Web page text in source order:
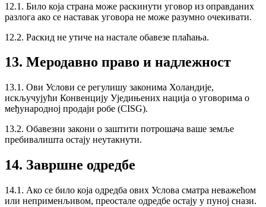
12.1. Било која страна може раскинути уговор из оправданих
разлога ако се наставак уговора не може разумно очекивати.
12.2. Раскид не утиче на настале обавезе плаћања.
13. Меродавно право и надлежност
13.1. Ови Услови се регулишу законима Холандије,
искључујући Конвенцију Уједињених нација о уговорима о
међународној продаји робе (CISG).
13.2. Обавезни закони о заштити потрошача ваше земље
пребивалишта остају неутакнути.
14. Завршне одредбе
14.1. Ако се било која одредба ових Услова сматра неважећом
или неприменљивом, преостале одредбе остају у пуној снази.